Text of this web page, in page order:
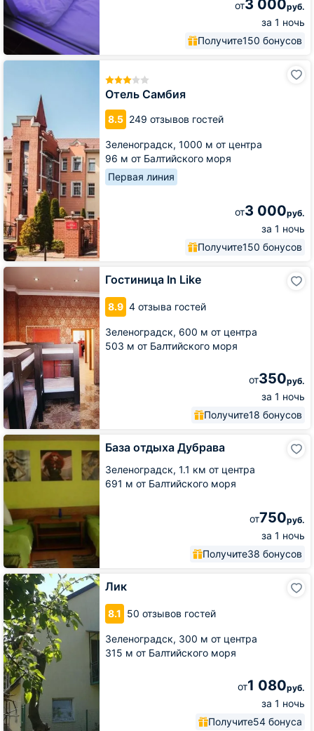
от3 000руб.
за 1 ночь
Получите150 бонусов
Отель Самбия
8.5 249 отзывов гостей
Зеленоградск, 1000 м от центра
96 м от Балтийского моря
Первая линия
от3 000руб.
за 1 ночь
Получите150 бонусов
Отель
Гостиница In Like
8.9 4 отзыва гостей
Зеленоградск, 600 м от центра
503 м от Балтийского моря
от350руб.
за 1 ночь
Получите18 бонусов
Гостиница
In
Like
База отдыха Дубрава
Зеленоградск, 1.1 км от центра
691 м от Балтийского моря
от750руб.
за 1 ночь
Получите38 бонусов
База
отдыха
Дубрава
Лик
8.1 50 отзывов гостей
Зеленоградск, 300 м от центра
315 м от Балтийского моря
от1 080руб.
за 1 ночь
Получите54 бонуса
Лик